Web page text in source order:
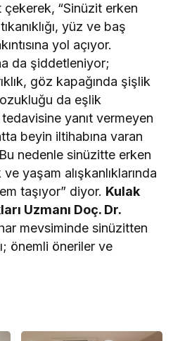
çekerek, “Sinüzit erken
yüz ve baş
yol açıyor.
da şiddetleniyor;
göz kapağında şişlik
da eşlik
yanıt vermeyen
beyin iltihabına varan
nedenle sinüzitte erken
yaşam alışkanlıklarında
taşıyor” diyor. Kulak
Uzmanı Doç. Dr.
mevsiminde sinüzitten
önemli öneriler ve